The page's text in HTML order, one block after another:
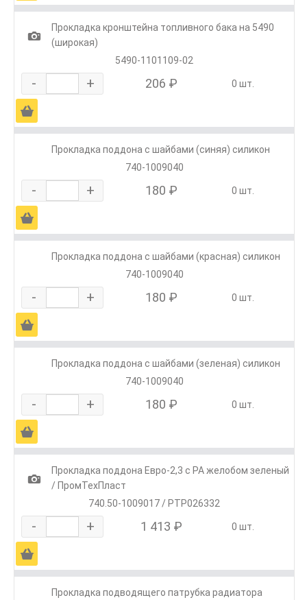
1
Прокладка кронштейна топливного бака на 5490
(широкая)
5490-1101109-02
- + 206 ₽ 0 шт.
Ä
Прокладка поддона с шайбами (синяя) силикон
740-1009040
- + 180 ₽ 0 шт.
Ä
Прокладка поддона с шайбами (красная) силикон
740-1009040
- + 180 ₽ 0 шт.
Ä
Прокладка поддона с шайбами (зеленая) силикон
740-1009040
- + 180 ₽ 0 шт.
Ä
1
Прокладка поддона Евро-2,3 с РА желобом зеленый
/ ПромТехПласт
740.50-1009017 / PTP026332
- + 1 413 ₽ 0 шт.
Ä
Прокладка подводящего патрубка радиатора